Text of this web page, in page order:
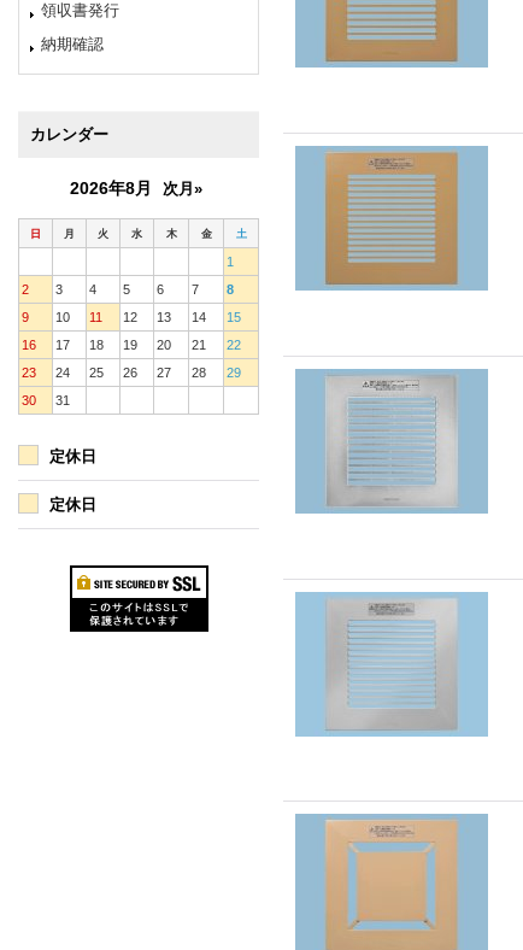
領収書発行
納期確認
カレンダー
2026年8月 次月»
日 月 火 水 木 金 土
1
2
3 4 5 6 7
8
9
10 11 12 13 14
15
16
17 18 19 20 21
22
23
24 25 26 27 28
29
30
31
定休日
定休日